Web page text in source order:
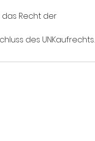
Recht der
des UNKaufrechts.